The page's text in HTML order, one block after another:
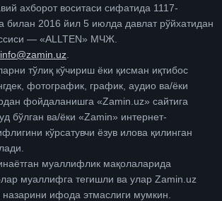
ахборот воситаси сифатида 1117-
билан 2016 йил 5 июлда давлат рўйхатидан
— «ALLTEN» МЧЖ.
info@zamin.uz.
тўлиқ кўчириш ёки қисман иқтибос
фотографик, график, аудио ва/ёки
фойдаланишга «Zamin.uz» сайтига
бўлган ва/ёки «Zamin» интернет-
кўрсатувчи ёзув илова қилинган
муаллифлик мақолаларида
муаллифга тегишли ва улар Zamin.uz
назарини ифода этмаслиги мумкин.